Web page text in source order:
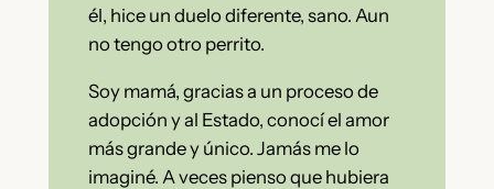
él, hice un duelo diferente, sano. Aun
no tengo otro perrito.
Soy mamá, gracias a un proceso de
adopción y al Estado, conocí el amor
más grande y único. Jamás me lo
imaginé. A veces pienso que hubiera